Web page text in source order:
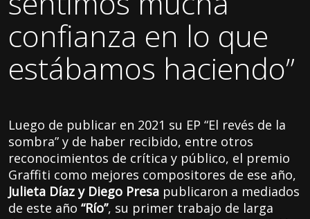
confianza en lo que
estábamos haciendo”
Luego de publicar en 2021 su EP “El revés de la
sombra” y de haber recibido, entre otros
reconocimientos de crítica y público, el premio
Graffiti como mejores compositores de ese año,
Julieta Díaz y Diego Presa publicaron a mediados
de este año“Río”, su primer trabajo de larga